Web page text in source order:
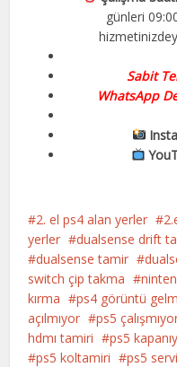
günleri
Sabit
WhatsApp
2. el ps4 alan yerler
yerler
dualsense drift
dualsense tamir
switch çip takma
kırma
ps4 görüntü
açılmıyor
ps5
hdmı tamiri
ps5
ps5 koltamiri
ps5